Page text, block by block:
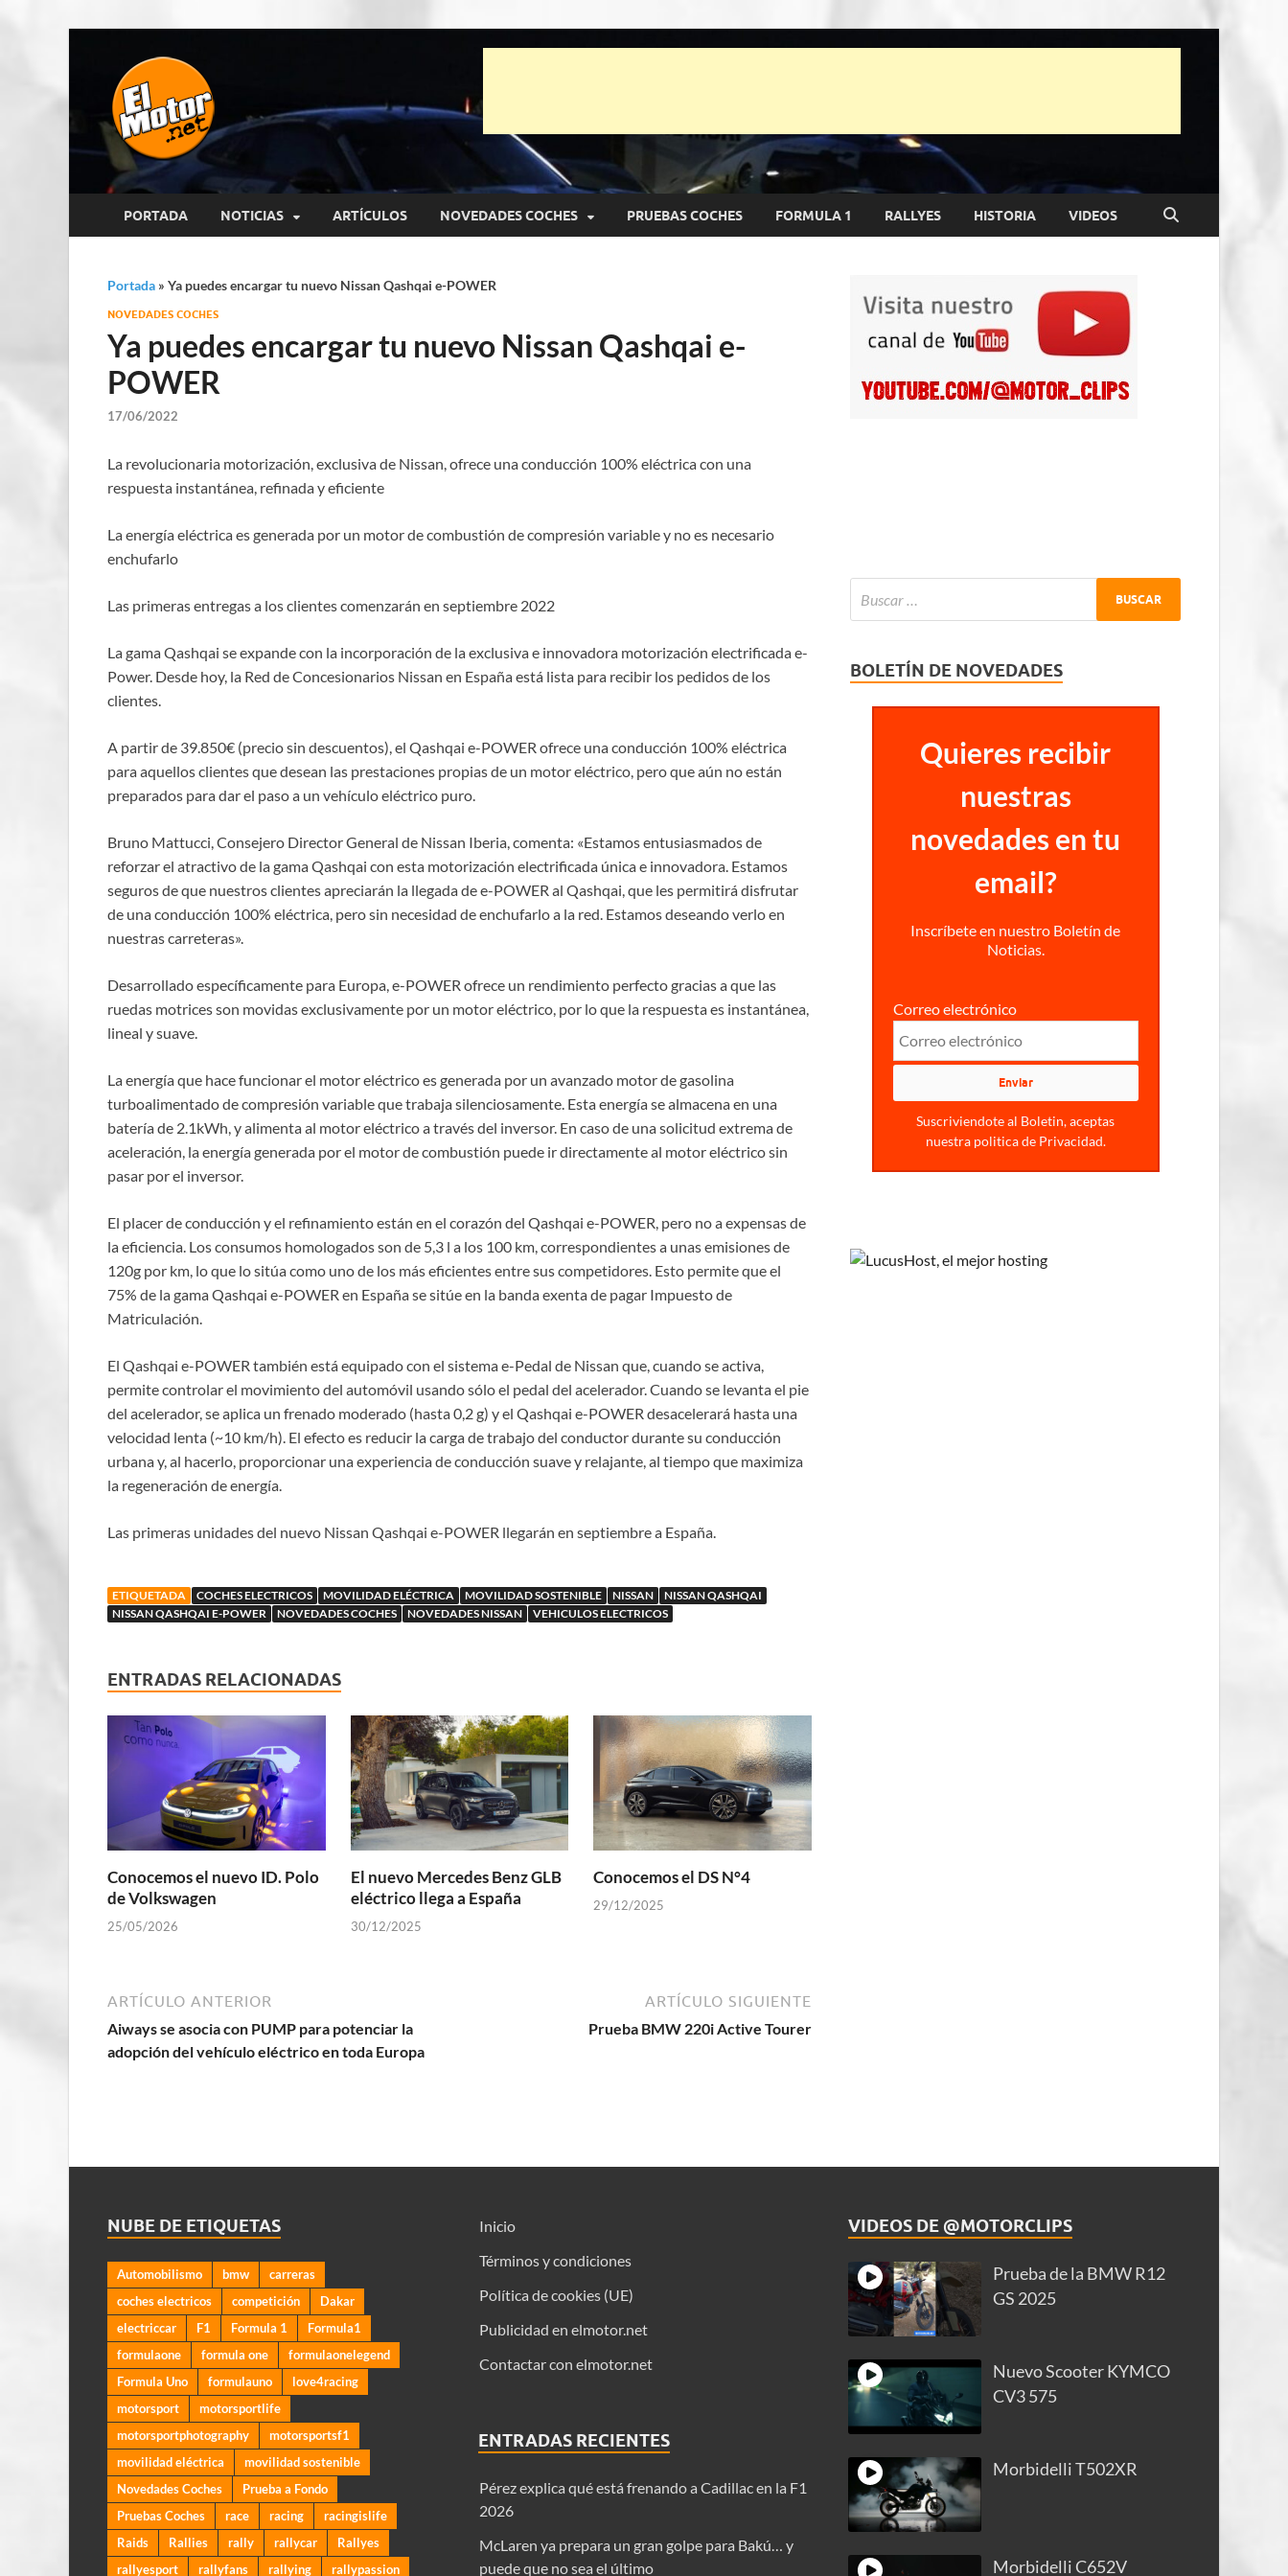
El Motor punto Net
PORTADA NOTICIAS ARTÍCULOS NOVEDADES COCHES PRUEBAS COCHES FORMULA 1 RALLYES HISTORIA VIDEOS
Portada » Ya puedes encargar tu nuevo Nissan Qashqai e-POWER
NOVEDADES COCHES
Ya puedes encargar tu nuevo Nissan Qashqai e-
POWER
17/06/2022
La revolucionaria motorización, exclusiva de Nissan, ofrece una conducción 100% eléctrica con una
respuesta instantánea, refinada y eficiente
La energía eléctrica es generada por un motor de combustión de compresión variable y no es necesario
enchufarlo
Las primeras entregas a los clientes comenzarán en septiembre 2022
La gama Qashqai se expande con la incorporación de la exclusiva e innovadora motorización electrificada e-
Power. Desde hoy, la Red de Concesionarios Nissan en España está lista para recibir los pedidos de los
clientes.
A partir de 39.850€ (precio sin descuentos), el Qashqai e-POWER ofrece una conducción 100% eléctrica
para aquellos clientes que desean las prestaciones propias de un motor eléctrico, pero que aún no están
preparados para dar el paso a un vehículo eléctrico puro.
Bruno Mattucci, Consejero Director General de Nissan Iberia, comenta: «Estamos entusiasmados de
reforzar el atractivo de la gama Qashqai con esta motorización electrificada única e innovadora. Estamos
seguros de que nuestros clientes apreciarán la llegada de e-POWER al Qashqai, que les permitirá disfrutar
de una conducción 100% eléctrica, pero sin necesidad de enchufarlo a la red. Estamos deseando verlo en
nuestras carreteras».
Desarrollado específicamente para Europa, e-POWER ofrece un rendimiento perfecto gracias a que las
ruedas motrices son movidas exclusivamente por un motor eléctrico, por lo que la respuesta es instantánea,
lineal y suave.
La energía que hace funcionar el motor eléctrico es generada por un avanzado motor de gasolina
turboalimentado de compresión variable que trabaja silenciosamente. Esta energía se almacena en una
batería de 2.1kWh, y alimenta al motor eléctrico a través del inversor. En caso de una solicitud extrema de
aceleración, la energía generada por el motor de combustión puede ir directamente al motor eléctrico sin
pasar por el inversor.
El placer de conducción y el refinamiento están en el corazón del Qashqai e-POWER, pero no a expensas de
la eficiencia. Los consumos homologados son de 5,3 l a los 100 km, correspondientes a unas emisiones de
120g por km, lo que lo sitúa como uno de los más eficientes entre sus competidores. Esto permite que el
75% de la gama Qashqai e-POWER en España se sitúe en la banda exenta de pagar Impuesto de
Matriculación.
El Qashqai e-POWER también está equipado con el sistema e-Pedal de Nissan que, cuando se activa,
permite controlar el movimiento del automóvil usando sólo el pedal del acelerador. Cuando se levanta el pie
del acelerador, se aplica un frenado moderado (hasta 0,2 g) y el Qashqai e-POWER desacelerará hasta una
velocidad lenta (~10 km/h). El efecto es reducir la carga de trabajo del conductor durante su conducción
urbana y, al hacerlo, proporcionar una experiencia de conducción suave y relajante, al tiempo que maximiza
la regeneración de energía.
Las primeras unidades del nuevo Nissan Qashqai e-POWER llegarán en septiembre a España.
ETIQUETADA COCHES ELECTRICOS MOVILIDAD ELÉCTRICA MOVILIDAD SOSTENIBLE NISSAN
NISSAN QASHQAI
NISSAN QASHQAI E-POWER
NOVEDADES COCHES NOVEDADES NISSAN VEHICULOS ELECTRICOS
ENTRADAS RELACIONADAS
Conocemos el nuevo ID. Polo
de Volkswagen
25/05/2026
El nuevo Mercedes Benz GLB
eléctrico llega a España
30/12/2025
Conocemos el DS N°4
29/12/2025
ARTÍCULO ANTERIOR
Aiways se asocia con PUMP para potenciar la
adopción del vehículo eléctrico en toda Europa
ARTÍCULO SIGUIENTE
Prueba BMW 220i Active Tourer
BOLETÍN DE NOVEDADES
Quieres recibir
nuestras
novedades en tu
email?
Inscríbete en nuestro Boletín de
Noticias.
Correo electrónico
Suscriviendote al Boletin, aceptas
nuestra politica de Privacidad.
NUBE DE ETIQUETAS
Automobilismo bmw
carreras
coches electricos
competición
Dakar
electriccar
F1 Formula 1
Formula1
formulaone
formula one
formulaonelegend
Formula Uno
formulauno
love4racing
motorsport
motorsportlife
motorsportphotography
motorsportsf1
movilidad eléctrica
movilidad sostenible
Novedades Coches
Prueba a Fondo
Pruebas Coches
race racing
racingislife
Raids
Rallies rally rallycar
Rallyes
rallyesport
rallyfans rallying rallypassion
Inicio
Términos y condiciones
Política de cookies (UE)
Publicidad en elmotor.net
Contactar con elmotor.net
ENTRADAS RECIENTES
Pérez explica qué está frenando a Cadillac en la F1
2026
McLaren ya prepara un gran golpe para Bakú… y
puede que no sea el último
VIDEOS DE @MOTORCLIPS
Prueba de la BMW R12
GS 2025
Nuevo Scooter KYMCO
CV3 575
Morbidelli T502XR
Morbidelli C652V